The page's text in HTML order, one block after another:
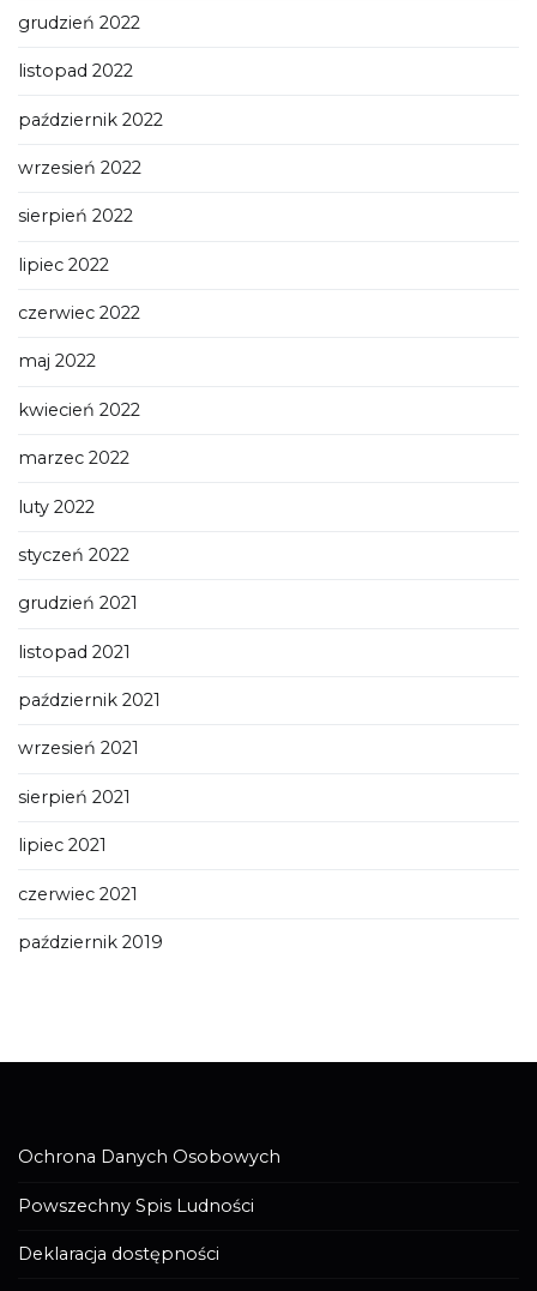
grudzień 2022
listopad 2022
październik 2022
wrzesień 2022
sierpień 2022
lipiec 2022
czerwiec 2022
maj 2022
kwiecień 2022
marzec 2022
luty 2022
styczeń 2022
grudzień 2021
listopad 2021
październik 2021
wrzesień 2021
sierpień 2021
lipiec 2021
czerwiec 2021
październik 2019
Ochrona Danych Osobowych
Powszechny Spis Ludności
Deklaracja dostępności